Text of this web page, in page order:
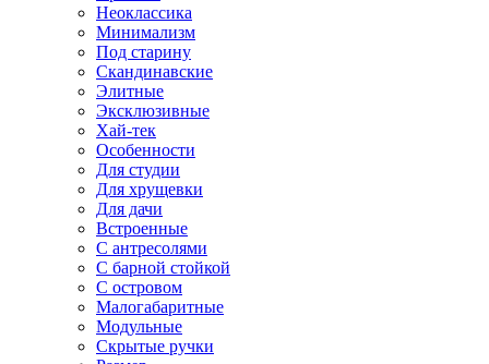
Неоклассика
Минимализм
Под старину
Скандинавские
Элитные
Эксклюзивные
Хай-тек
Особенности
Для студии
Для хрущевки
Для дачи
Встроенные
С антресолями
С барной стойкой
С островом
Малогабаритные
Модульные
Скрытые ручки